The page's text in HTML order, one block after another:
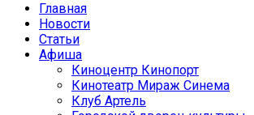
Главная
Новости
Статьи
Афиша
Киноцентр Кинопорт
Кинотеатр Мираж Синема
Клуб Артель